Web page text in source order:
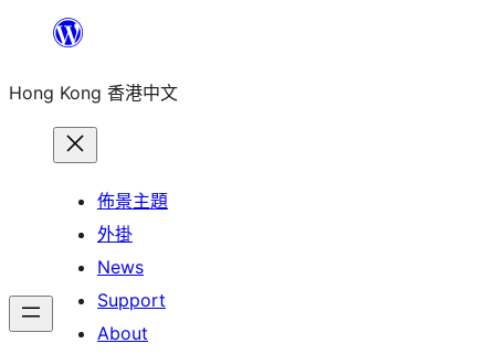
主
Hong Kong 香港中文
佈景主題
外掛
News
Support
About